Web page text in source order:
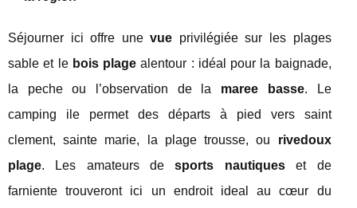
Séjourner ici offre unevue privilégiée sur les plages
sable et le bois plage alentour : idéal pour la baignade,
la peche ou l’observation de la maree basse. Le
camping ile permet des départs à pied vers saint
clement, sainte marie, la plage trousse, ou rivedoux
plage. Les amateurs desports nautiqueset de
farniente trouveront ici un endroit ideal au cœur du